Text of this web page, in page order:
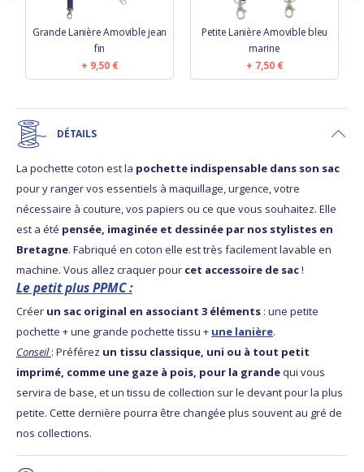
Grande Lanière Amovible jean
fin
9,50 €
Petite Lanière Amovible bleu
marine
7,50 €
DÉTAILS
La pochette coton est la pochette indispensable dans son sac
pour y ranger vos essentiels à maquillage, urgence, votre
nécessaire à couture, vos papiers ou ce que vous souhaitez. Elle
est a été pensée, imaginée et dessinée par nos stylistes en
Bretagne. Fabriqué en coton elle est très facilement lavable en
machine. Vous allez craquer pour cet accessoire de sac!
Le petit plus PPMC :
Créer un sac original en associant 3 éléments : une petite
pochette + une grande pochette tissu + une lanière.
Conseil: Préférez un tissu classique, uni ou à tout petit
imprimé, comme une gaze à pois, pour la grandequi vous
servira de base, et un tissu de collection sur le devant pour la plus
petite. Cette dernière pourra être changée plus souvent au gré de
nos collections.